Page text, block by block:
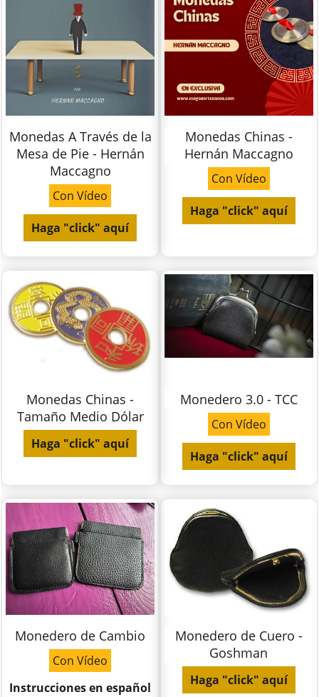
Monedas A Través de la
Mesa de Pie - Hernán
Maccagno
Con Vídeo
Haga "click" aquí
Monedas Chinas -
Hernán Maccagno
Con Vídeo
Haga "click" aquí
Monedas Chinas -
Tamaño Medio Dólar
Haga "click" aquí
Monedero 3.0 - TCC
Con Vídeo
Haga "click" aquí
Monedero de Cambio
Con Vídeo
Instrucciones en español
Monedero de Cuero -
Goshman
Haga "click" aquí